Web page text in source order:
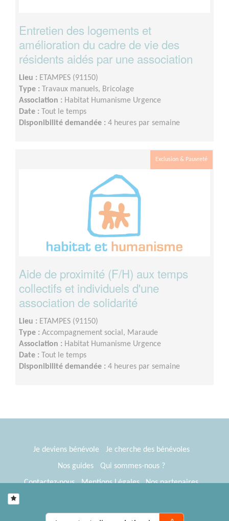
Entretien des logements et
amélioration du cadre de vie des
résidents aidés par une association
Lieu : ETAMPES (91150)
Type :
Travaux manuels, Bricolage
Association : Habitat Humanisme Urgence
Date :
Tout le temps
Disponibilité demandée : 4 heures par semaine
Exclusion & Pauvreté
Aide de proximité (F/H) aux temps
collectifs et individuels d'une
association de solidarité
Lieu : ETAMPES (91150)
Type : Accompagnement social, Maraude
Association : Habitat Humanisme Urgence
Date :
Tout le temps
Disponibilité demandée : 4 heures par semaine
Je deviens bénévole
Je cherche des bénévoles
Nos guides
Qui sommes-nous ?
Contactez-nous
Mentions Légales
Nos partenaires
® Tous Bénévoles 2012-2026
Webkast